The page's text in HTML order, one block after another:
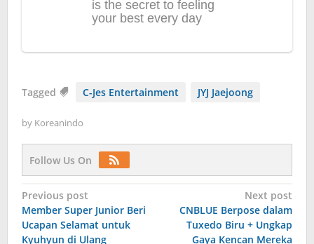
Tagged C-Jes Entertainment JYJ Jaejoong
by Koreanindo
Follow Us On
Post
navigation
Previous post
Member Super Junior Beri
Ucapan Selamat untuk
Kyuhyun di Ulang
Next post
CNBLUE Berpose dalam
Tuxedo Biru + Ungkap
Gaya Kencan Mereka